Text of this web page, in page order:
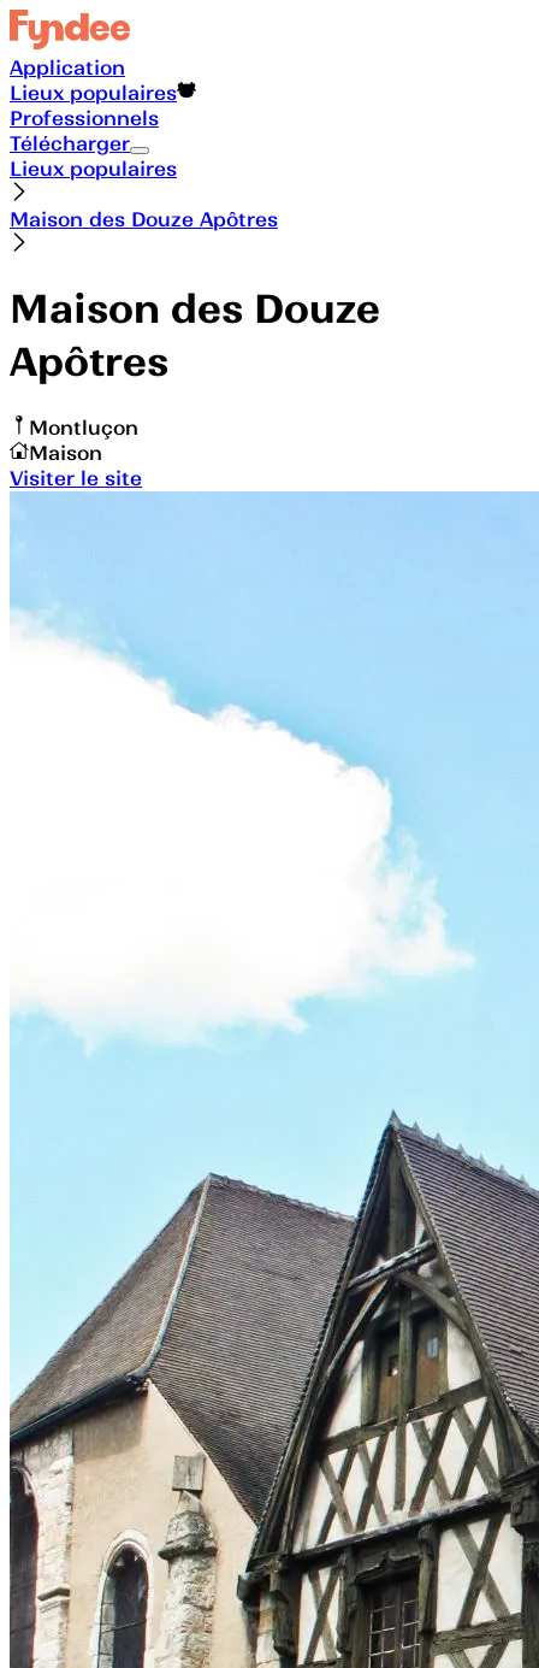
Application
Lieux populaires
Professionnels
Télécharger
Lieux populaires
Maison des Douze Apôtres
Maison des Douze
Apôtres
Montluçon
Maison
Visiter le site